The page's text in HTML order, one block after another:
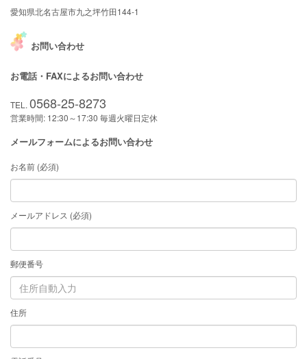
愛知県北名古屋市九之坪竹田144-1
お問い合わせ
お電話・FAXによるお問い合わせ
TEL.0568-25-8273
営業時間: 12:30～17:30 毎週火曜日定休
メールフォームによるお問い合わせ
お名前 (必須)
メールアドレス (必須)
郵便番号
住所